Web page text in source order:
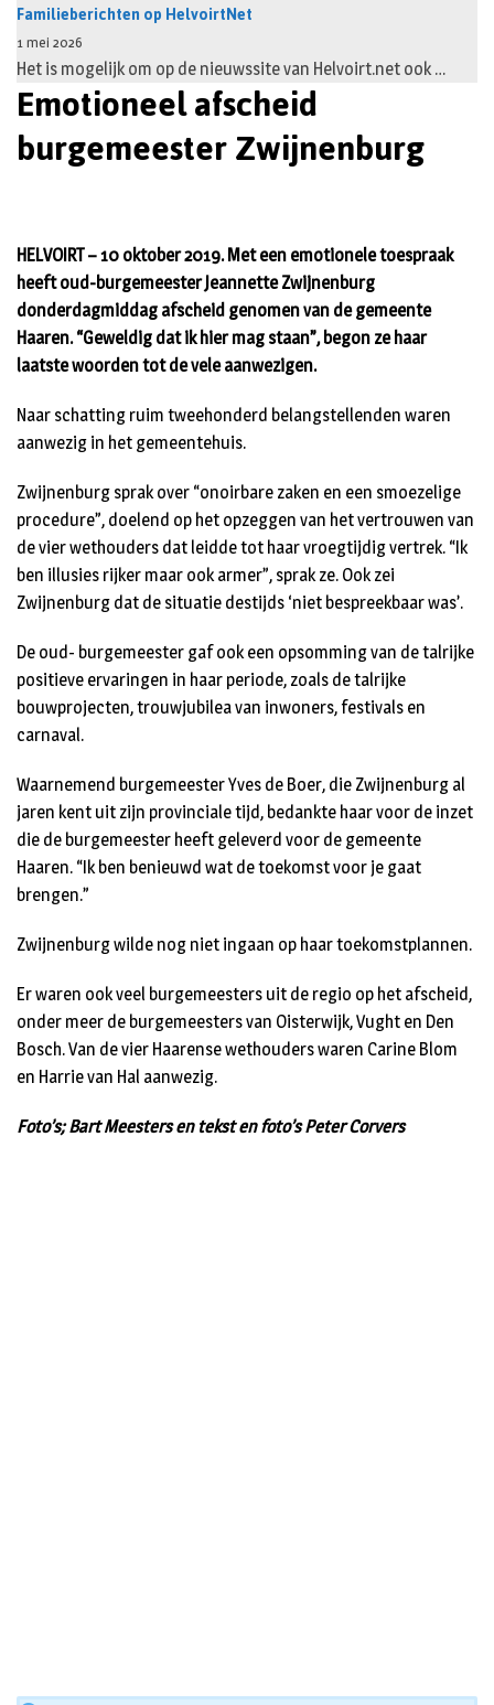
Familieberichten op HelvoirtNet
1 mei 2026
Het is mogelijk om op de nieuwssite van Helvoirt.net ook …
Emotioneel afscheid
burgemeester Zwijnenburg
HELVOIRT – 10 oktober 2019. Met een emotionele toespraak
heeft oud-burgemeester Jeannette Zwijnenburg
donderdagmiddag afscheid genomen van de gemeente
Haaren. “Geweldig dat ik hier mag staan”, begon ze haar
laatste woorden tot de vele aanwezigen.
Naar schatting ruim tweehonderd belangstellenden waren
aanwezig in het gemeentehuis.
Zwijnenburg sprak over “onoirbare zaken en een smoezelige
procedure”, doelend op het opzeggen van het vertrouwen van
de vier wethouders dat leidde tot haar vroegtijdig vertrek. “Ik
ben illusies rijker maar ook armer”, sprak ze. Ook zei
Zwijnenburg dat de situatie destijds ‘niet bespreekbaar was’.
De oud- burgemeester gaf ook een opsomming van de talrijke
positieve ervaringen in haar periode, zoals de talrijke
bouwprojecten, trouwjubilea van inwoners, festivals en
carnaval.
Waarnemend burgemeester Yves de Boer, die Zwijnenburg al
jaren kent uit zijn provinciale tijd, bedankte haar voor de inzet
die de burgemeester heeft geleverd voor de gemeente
Haaren. “Ik ben benieuwd wat de toekomst voor je gaat
brengen.”
Zwijnenburg wilde nog niet ingaan op haar toekomstplannen.
Er waren ook veel burgemeesters uit de regio op het afscheid,
onder meer de burgemeesters van Oisterwijk, Vught en Den
Bosch. Van de vier Haarense wethouders waren Carine Blom
en Harrie van Hal aanwezig.
Foto’s; Bart Meesters en tekst en foto’s Peter Corvers